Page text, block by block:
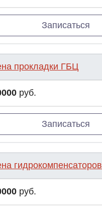
Записаться
прокладки ГБЦ
руб.
Записаться
гидрокомпенсаторов
руб.